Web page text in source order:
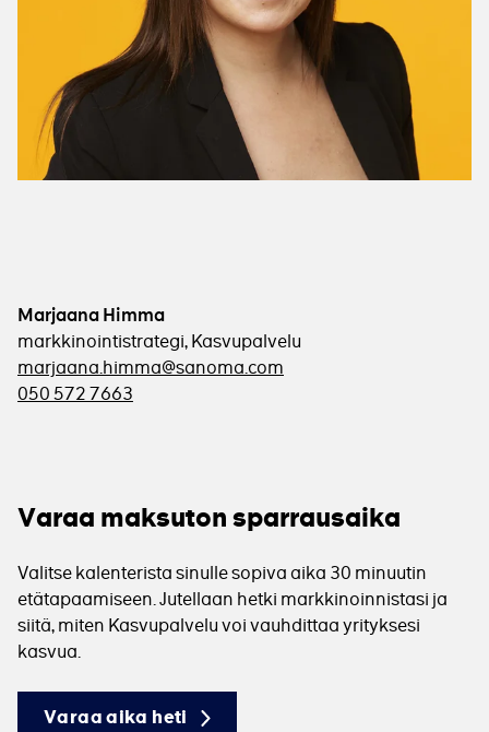
Marjaana Himma
markkinointistrategi, Kasvupalvelu
marjaana.himma@sanoma.com
050 572 7663
Varaa maksuton sparrausaika
Valitse kalenterista sinulle sopiva aika 30 minuutin
etätapaamiseen. Jutellaan hetki markkinoinnistasi ja
siitä, miten Kasvupalvelu voi vauhdittaa yrityksesi
kasvua.
Varaa aika heti